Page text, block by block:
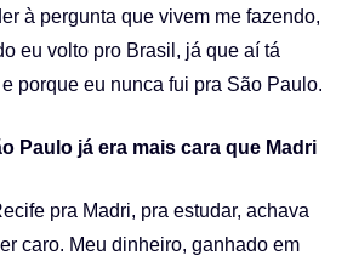
à pergunta que vivem me fazendo,
eu volto pro Brasil, já que aí tá
porque eu nunca fui pra São Paulo.
Paulo já era mais cara que Madri
pra Madri, pra estudar, achava
caro. Meu dinheiro, ganhado em